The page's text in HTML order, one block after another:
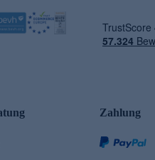
Zahlung